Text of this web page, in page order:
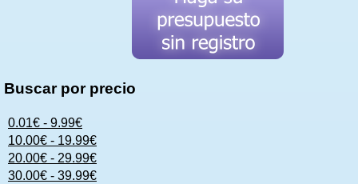
Buscar por precio
0.01€ - 9.99€
10.00€ - 19.99€
20.00€ - 29.99€
30.00€ - 39.99€